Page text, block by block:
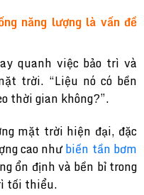
năng lượng là vấn đề
quanh việc bảo trì và
trời. “Liệu nó có bền
thời gian không?”.
mặt trời hiện đại, đặc
cao nhưbiến tần bơm
ổn định và bền bỉ trong
tối thiểu.